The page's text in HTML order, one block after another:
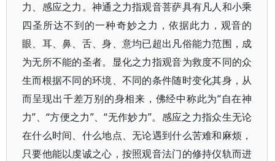
力、感应之力。神通之力指观音菩萨具有凡人和小乘
四圣所达不到的一种奇妙之力，依据此力，观音的
眼、耳、鼻、舌、身、意均已超出凡俗能力范围，成
为无所不能的圣者。显化之力指观音为救度不同的众
生而根据不同的环境、不同的条件随时变化其身，从
而呈现出千差万别的身相来，佛经中称此为“自在神
力”、“方便之力”、“无作妙力”。感应之力指众生无论
在什么时间、什么地点、无论遇到什么苦难和麻烦，
只要他能以虔诚之心，按照观音法门的修持仪轨而进